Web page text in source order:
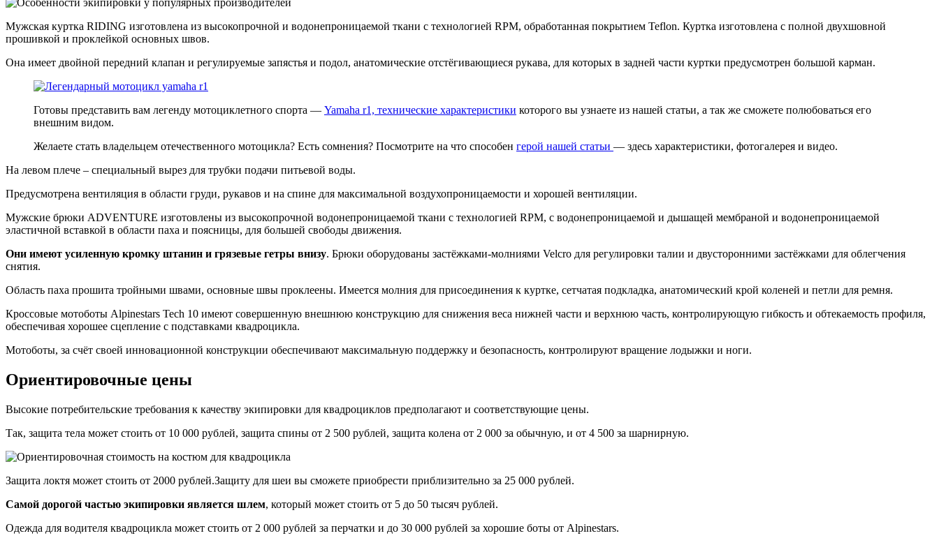
Мужская куртка RIDING изготовлена из высокопрочной и водонепроницаемой ткани с технологией RPM, обработанная покрытием Teflon. Куртка изготовлена с полной двухшовной
прошивкой и проклейкой основных швов.
Она имеет двойной передний клапан и регулируемые запястья и подол, анатомические отстёгивающиеся рукава, для которых в задней части куртки предусмотрен большой карман.
Готовы представить вам легенду мотоциклетного спорта — Yamaha r1, технические характеристики которого вы узнаете из нашей статьи, а так же сможете полюбоваться его
внешним видом.
Желаете стать владельцем отечественного мотоцикла? Есть сомнения? Посмотрите на что способен герой нашей статьи — здесь характеристики, фотогалерея и видео.
На левом плече – специальный вырез для трубки подачи питьевой воды.
Предусмотрена вентиляция в области груди, рукавов и на спине для максимальной воздухопроницаемости и хорошей вентиляции.
Мужские брюки ADVENTURE изготовлены из высокопрочной водонепроницаемой ткани с технологией RPM, с водонепроницаемой и дышащей мембраной и водонепроницаемой
эластичной вставкой в области паха и поясницы, для большей свободы движения.
Они имеют усиленную кромку штанин и грязевые гетры внизу. Брюки оборудованы застёжками-молниями Velcro для регулировки талии и двусторонними застёжками для облегчения
снятия.
Область паха прошита тройными швами, основные швы проклеены. Имеется молния для присоединения к куртке, сетчатая подкладка, анатомический крой коленей и петли для ремня.
Кроссовые мотоботы Alpinestars Tech 10 имеют совершенную внешнюю конструкцию для снижения веса нижней части и верхнюю часть, контролирующую гибкость и обтекаемость профиля,
обеспечивая хорошее сцепление с подставками квадроцикла.
Мотоботы, за счёт своей инновационной конструкции обеспечивают максимальную поддержку и безопасность, контролируют вращение лодыжки и ноги.
Ориентировочные цены
Высокие потребительские требования к качеству экипировки для квадроциклов предполагают и соответствующие цены.
Так, защита тела может стоить от 10 000 рублей, защита спины от 2 500 рублей, защита колена от 2 000 за обычную, и от 4 500 за шарнирную.
Защита локтя может стоить от 2000 рублей.Защиту для шеи вы сможете приобрести приблизительно за 25 000 рублей.
Самой дорогой частью экипировки является шлем, который может стоить от 5 до 50 тысяч рублей.
Одежда для водителя квадроцикла может стоить от 2 000 рублей за перчатки и до 30 000 рублей за хорошие боты от Alpinestars.